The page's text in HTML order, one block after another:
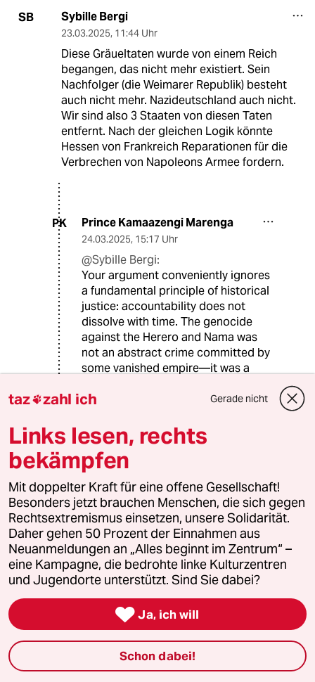
SB Sybille Bergi
23.03.2025, 11:44 Uhr
Diese Gräueltaten wurde von einem Reich
begangen, das nicht mehr existiert. Sein
Nachfolger (die Weimarer Republik) besteht
auch nicht mehr. Nazideutschland auch nicht.
Wir sind also 3 Staaten von diesen Taten
entfernt. Nach der gleichen Logik könnte
Hessen von Frankreich Reparationen für die
Verbrechen von Napoleons Armee fordern.
PK Prince Kamaazengi Marenga
24.03.2025, 15:17 Uhr
@Sybille Bergi:
Your argument conveniently ignores
a fundamental principle of historical
justice: accountability does not
dissolve with time. The genocide
against the Herero and Nama was
not an abstract crime committed by
some vanished empire—it was a
the German state, the legal and
Germany. Successor states inherit
not only the assets and privileges of
their predecessors but also their
responsibilities. This is why Germany
continues to pay reparations for Nazi
crimes and why corporations like
Deutsche Bank and Deutsche Bahn
still acknowledge their roles in past
atrocities.
Comparing our demand for justice to
Hesse seeking reparations from
France for Napoleonic wars is both
ahistorical and misleading. The
Herero and Nama Genocide was a
systematic, state-sponsored attempt
to exterminate entire peoples, with
taz zahl ich Gerade nicht
Links lesen, rechts
bekämpfen
Mit doppelter Kraft für eine offene Gesellschaft!
Besonders jetzt brauchen Menschen, die sich gegen
Rechtsextremismus einsetzen, unsere Solidarität.
Daher gehen 50 Prozent der Einnahmen aus
Neuanmeldungen an „Alles beginnt im Zentrum“ –
eine Kampagne, die bedrohte linke Kulturzentren
und Jugendorte unterstützt. Sind Sie dabei?
 Ja, ich will
Schon dabei!